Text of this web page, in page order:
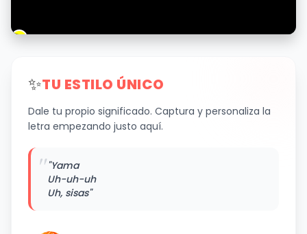
✨TU ESTILO ÚNICO
Dale tu propio significado. Captura y personaliza la
letra empezando justo aquí.
""Yama
Uh-uh-uh
Uh, sisas"